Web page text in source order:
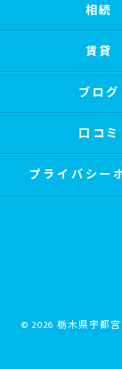
相続
賃貸
ブログ
口コミ
プライバシー
© 2026 栃木県宇都